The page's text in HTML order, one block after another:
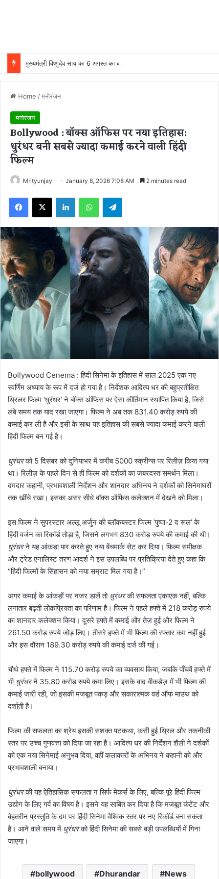
Home /मनोरंजन
मनोरंजन
Bollywood : बॉक्स ऑफिस पर नया इतिहास:
धुरंधर बनी सबसे ज्यादा कमाई करने वाली हिंदी
फिल्म
Mrityunjay January 8, 2026 7:08 AM 2 minutes read
Bollywood Cenema : हिंदी सिनेमा के इतिहास में साल 2025 एक नए
स्वर्णिम अध्याय के रूप में दर्ज हो गया है। निर्देशक आदित्य धर की बहुप्रतीक्षित
थ्रिलर फिल्म ‘धुरंधर’ ने बॉक्स ऑफिस पर ऐसा कीर्तिमान स्थापित किया है, जिसे
लंबे समय तक याद रखा जाएगा। फिल्म ने अब तक 831.40 करोड़ रुपये की
कमाई कर ली है और इसी के साथ यह इतिहास की सबसे ज्यादा कमाई करने वाली
हिंदी फिल्म बन गई है।
धुरंधरको 5 दिसंबर को दुनियाभर में करीब 5000 स्क्रीन्स पर रिलीज़ किया गया
था। रिलीज़ के पहले दिन से ही फिल्म को दर्शकों का जबरदस्त समर्थन मिला।
दमदार कहानी, प्रभावशाली निर्देशन और शानदार अभिनय ने दर्शकों को सिनेमाघरों
तक खींचे रखा। इसका असर सीधे बॉक्स ऑफिस कलेक्शन में देखने को मिला।
इस फिल्म ने सुपरस्टार अल्लू अर्जुन की ब्लॉकबस्टर फिल्म ‘पुष्पा-2 द रूल’ के
हिंदी वर्जन का रिकॉर्ड तोड़ा है, जिसने लगभग 830 करोड़ रुपये की कमाई की थी।
धुरंधरने यह आंकड़ा पार करते हुए नया बेंचमार्क सेट कर दिया। फिल्म समीक्षक
और ट्रेड एनालिस्ट तरण आदर्श ने इस उपलब्धि पर प्रतिक्रिया देते हुए कहा कि
“हिंदी फिल्मों के सिंहासन को नया सम्राट मिल गया है।”
अगर कमाई के आंकड़ों पर नजर डालें तो धुरंधरकी सफलता एकाएक नहीं, बल्कि
लगातार बढ़ती लोकप्रियता का परिणाम है। फिल्म ने पहले हफ्ते में 218 करोड़ रुपये
का शानदार कलेक्शन किया। दूसरे हफ्ते में कमाई और तेज़ हुई और फिल्म ने
261.50 करोड़ रुपये जोड़ लिए। तीसरे हफ्ते में भी फिल्म की रफ्तार कम नहीं हुई
और इस दौरान 189.30 करोड़ रुपये की कमाई दर्ज की गई।
चौथे हफ्ते में फिल्म ने 115.70 करोड़ रुपये का व्यवसाय किया, जबकि पाँचवें हफ्ते में
भी धुरंधरने 35.80 करोड़ रुपये कमा लिए। इसके बाद वीकडेज़ में भी फिल्म की
कमाई जारी रही, जो इसकी मजबूत पकड़ और सकारात्मक वर्ड ऑफ माउथ को
दर्शाती है।
फिल्म की सफलता का श्रेय इसकी सशक्त पटकथा, कसी हुई थ्रिल और तकनीकी
स्तर पर उच्च गुणवत्ता को दिया जा रहा है। आदित्य धर की निर्देशन शैली ने दर्शकों
को एक नया सिनेमाई अनुभव दिया, वहीं कलाकारों के अभिनय ने कहानी को और
प्रभावशाली बनाया।
धुरंधरकी यह ऐतिहासिक सफलता न सिर्फ मेकर्स के लिए, बल्कि पूरे हिंदी फिल्म
उद्योग के लिए गर्व का विषय है। इसने यह साबित कर दिया है कि मजबूत कंटेंट और
बेहतरीन प्रस्तुति के दम पर हिंदी सिनेमा वैश्विक स्तर पर नए रिकॉर्ड बना सकता
है। आने वाले समय में धुरंधरको हिंदी सिनेमा की सबसे बड़ी उपलब्धियों में गिना
जाएगा।
bollywood Dhurandar News